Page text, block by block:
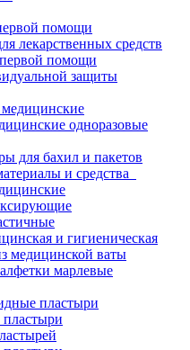
помощи
лекарственных средств
помощи
защиты
одноразовые
для бахил и пакетов
и средства
и гигиеническая
медицинской ваты
марлевые
пластыри